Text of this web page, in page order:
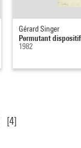
Gérard Singer
Permutant
1982
[4]